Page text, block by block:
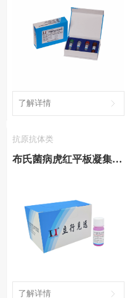
了解详情
抗原抗体类
布氏菌病虎红平板凝集试验抗原
了解详情